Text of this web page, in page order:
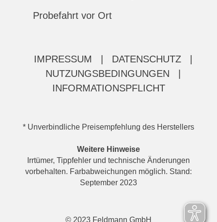
Probefahrt vor Ort
IMPRESSUM DATENSCHUTZ
NUTZUNGSBEDINGUNGEN
INFORMATIONSPFLICHT
* Unverbindliche Preisempfehlung des Herstellers
Weitere Hinweise
Irrtümer, Tippfehler und technische Änderungen
vorbehalten. Farbabweichungen möglich. Stand:
September 2023
© 2023 Feldmann GmbH